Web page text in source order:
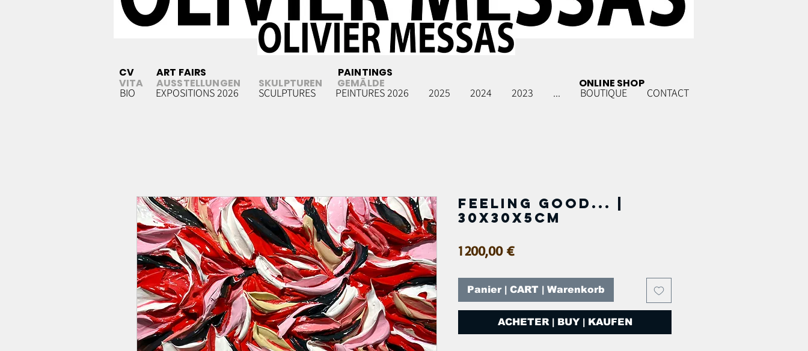
BIO EXPOSITIONS 2026 SCULPTURES PEINTURES 2026 2025 2024 2023 ... BOUTIQUE CONTACT
SKULPTUREN
ART FAIRS
AUSSTELLUNGEN
PAINTINGS
GEMÄLDE ONLINE SHOP
CV
VITA
FEELING GOOD... |
30x30x5cm
1 200,00 €Prix
Panier | CART | Warenkorb
ACHETER | BUY | KAUFEN